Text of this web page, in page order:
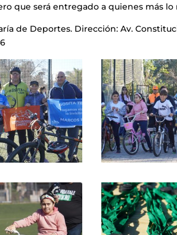
que será entregado a quienes más lo
de Deportes. Dirección: Av.